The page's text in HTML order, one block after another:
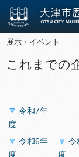
展示・イベント
これまでの
令和7年
度
令和6年
度
令
度